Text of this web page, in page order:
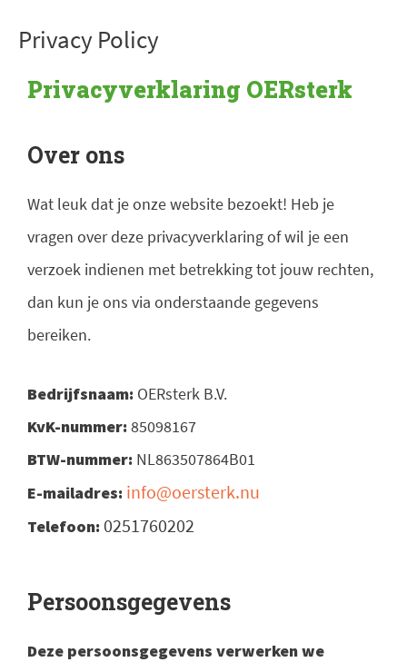
naarPrivacy Policy
Privacyverklaring OERsterk
Over ons
Wat leuk dat je onze website bezoekt! Heb je
vragen over deze privacyverklaring of wil je een
verzoek indienen met betrekking tot jouw rechten,
dan kun je ons via onderstaande gegevens
bereiken.
Bedrijfsnaam: OERsterk B.V.
KvK-nummer:85098167
BTW-nummer: NL863507864B01
E-mailadres: info@oersterk.nu
Telefoon: 0251760202
Persoonsgegevens
Deze persoonsgegevens verwerken we